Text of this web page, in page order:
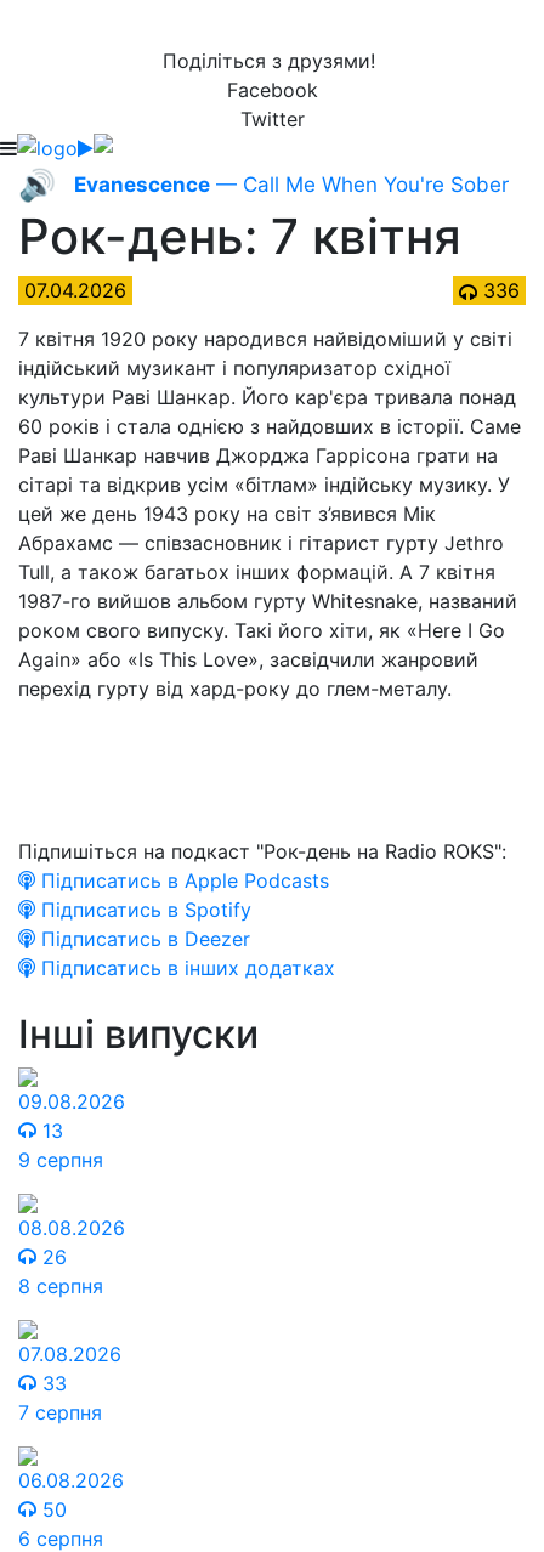
Поділіться з друзями!
Facebook
Twitter
🔊 Evanescence — Call Me When You're Sober
Рок-день: 7 квітня
07.04.2026
336
7 квітня 1920 року народився найвідоміший у світі
індійський музикант і популяризатор східної
культури Раві Шанкар. Його кар'єра тривала понад
60 років і стала однією з найдовших в історії. Саме
Раві Шанкар навчив Джорджа Гаррісона грати на
сітарі та відкрив усім «бітлам» індійську музику. У
цей же день 1943 року на світ з’явився Мік
Абрахамс — співзасновник і гітарист гурту Jethro
Tull, а також багатьох інших формацій. А 7 квітня
1987-го вийшов альбом гурту Whitesnake, названий
роком свого випуску. Такі його хіти, як «Here I Go
Again» або «Is This Love», засвідчили жанровий
перехід гурту від хард-року до глем-металу.
Підпишіться на подкаст "Рок-день на Radio ROKS":
Підписатись в Apple Podcasts
Підписатись в Spotify
Підписатись в Deezer
Підписатись в інших додатках
Інші випуски
09.08.2026
13
9 серпня
08.08.2026
26
8 серпня
07.08.2026
33
7 серпня
06.08.2026
50
6 серпня